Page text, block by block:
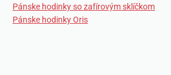
Pánske hodinky so zafírovým sklíčkom
Pánske hodinky Oris